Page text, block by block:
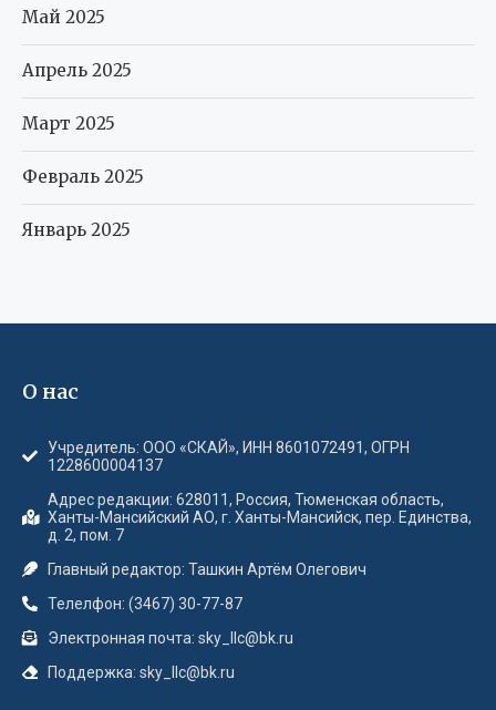
Май 2025
Апрель 2025
Март 2025
Февраль 2025
Январь 2025
О нас
Учредитель: ООО «СКАЙ», ИНН 8601072491, ОГРН
1228600004137
Адрес редакции: 628011, Россия, Тюменская область,
Ханты-Мансийский АО, г. Ханты-Мансийск, пер. Единства,
д. 2, пом. 7
Главный редактор: Ташкин Артём Олегович
Телелфон: (3467) 30-77-87
Электронная почта: sky_llc@bk.ru
Поддержка: sky_llc@bk.ru